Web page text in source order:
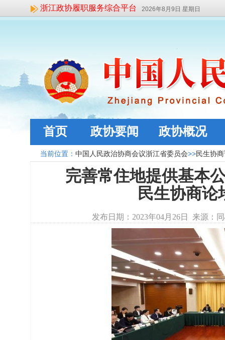
浙江政协履职服务综合平台 2026年8月9日 星期日
首页 政协要闻 政协概况
当前位置： 中国人民政治协商会议浙江省委员会>>民生协
完善常住地提供基本
民生协商论
发布日期：2023年04月26日 来源